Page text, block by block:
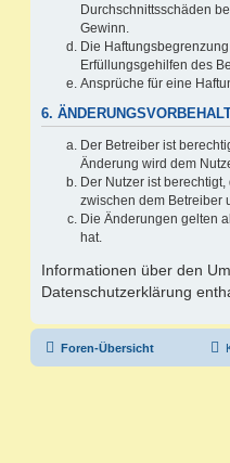
Durchschnittsschäden
Gewinn.
Die
Erfüllungsgehilfen des
Ansprüche für eine
6.
Der Betreiber ist
Änderung wird dem
Der Nutzer ist
zwischen dem Betreiber
Die Änderungen gelten
hat.
Informationen über den
Datenschutzerklärung
Foren-Übersicht